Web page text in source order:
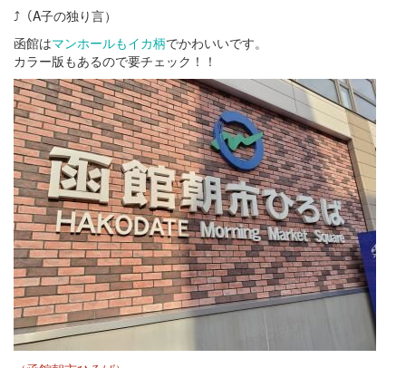
⤴（A子の独り言）
函館はマンホールもイカ柄でかわいいです。
カラー版もあるので要チェック！！